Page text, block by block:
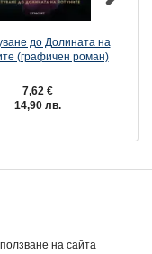
до Долината на
(графичен роман)
7,62 €
14,90 лв.
на сайта